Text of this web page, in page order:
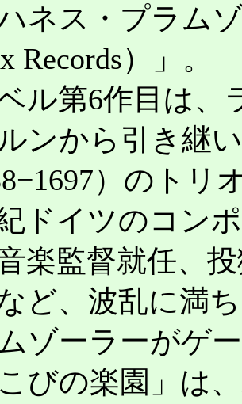
ネス・プラム
Records）」。
ル第6作目は、
ンから引き継
）のト
ドイツのコン
楽監督就任、
ど、波乱に満
ゾーラーがゲ
こびの楽園」は